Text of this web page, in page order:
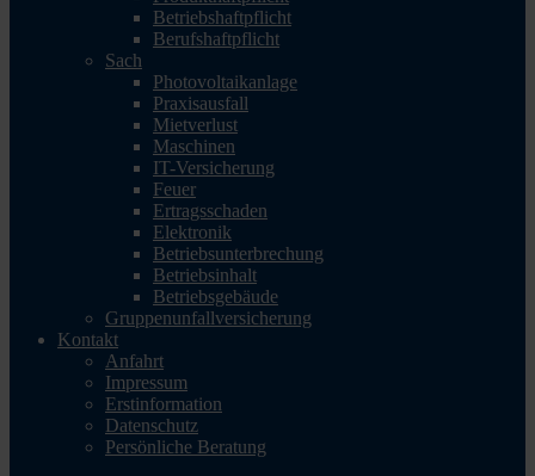
Betriebshaftpflicht
Berufshaftpflicht
Sach
Photovoltaikanlage
Praxisausfall
Mietverlust
Maschinen
IT-Versicherung
Feuer
Ertragsschaden
Elektronik
Betriebsunterbrechung
Betriebsinhalt
Betriebsgebäude
Gruppenunfallversicherung
Kontakt
Anfahrt
Impressum
Erstinformation
Datenschutz
Persönliche Beratung